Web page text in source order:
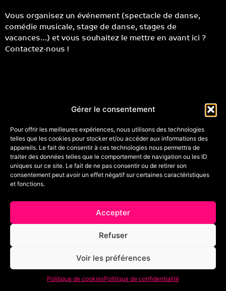
Gérer le consentement
Pour offrir les meilleures expériences, nous utilisons des technologies
telles que les cookies pour stocker et/ou accéder aux informations des
appareils. Le fait de consentir à ces technologies nous permettra de
traiter des données telles que le comportement de navigation ou les ID
uniques sur ce site. Le fait de ne pas consentir ou de retirer son
consentement peut avoir un effet négatif sur certaines caractéristiques
et fonctions.
Accepter
Refuser
Voir les préférences
Politique de cookiesPolitique de confidentialité
Vous organisez un événement (spectacle de danse,
comédie musicale, stage de danse, stages de
vacances…) et vous souhaitez le mettre en avant ici ?
Contactez-nous !
DE LA DANSE PARTOUT EN FRANCE ET
EN EUROPE!
Unique portail de communication sur les stages de danse
partout en France. Ce site permet de diversifier les
réseaux, d’être informé des stages près de chez vous ainsi
qu’aux quatre coins de France, de faire connaître les
studios, structures ou écoles de danse à proximité, de
découvrir de nouveaux professionnels de la danse…
ligne ! Organisateur ou futur organisateur proposez vos